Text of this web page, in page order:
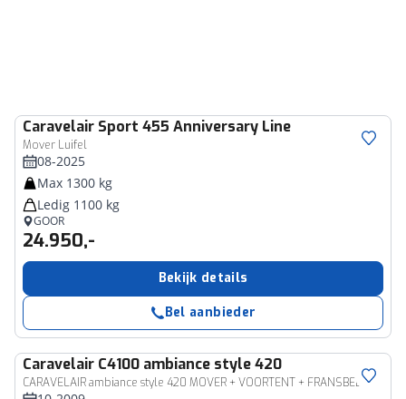
Caravelair Sport 455 Anniversary Line
Mover Luifel
08-2025
Max 1300 kg
Ledig 1100 kg
GOOR
24.950,-
Bekijk details
Bel aanbieder
Caravelair C4100 ambiance style 420
CARAVELAIR ambiance style 420 MOVER + VOORTENT + FRANSBED